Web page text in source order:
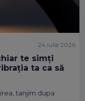
te simți
ta ca să
tanjim dupa
24 iulie 2026